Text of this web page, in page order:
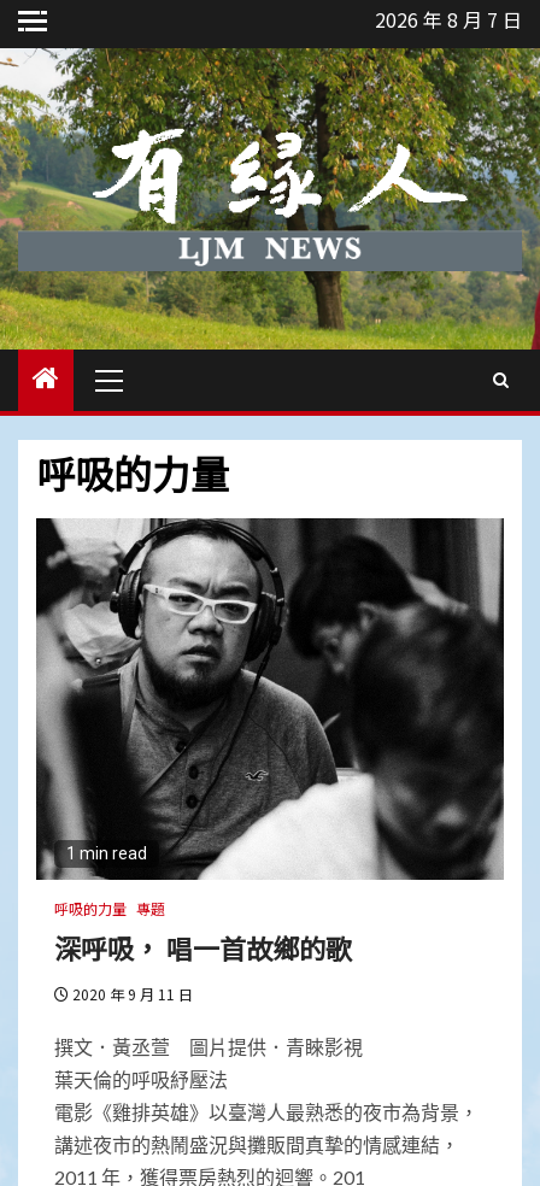
Skip
to
content
2026 年 8 月 7 日
Menu
呼吸的力量
1 min read
呼吸的力量 專題
深呼吸， 唱一首故鄉的歌
2020 年 9 月 11 日
撰文．黃丞萱 圖片提供．青睞影視
葉天倫的呼吸紓壓法
電影《雞排英雄》以臺灣人最熟悉的夜市為背景，
講述夜市的熱鬧盛況與攤販間真摯的情感連結，
2011 年，獲得票房熱烈的迴響。201